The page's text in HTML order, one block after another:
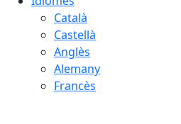
Català
Castellà
Anglès
Alemany
Francès